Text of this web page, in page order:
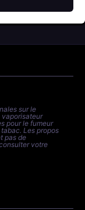
sur le
vaporisateur
pour le fumeur
Les propos
pas de
votre